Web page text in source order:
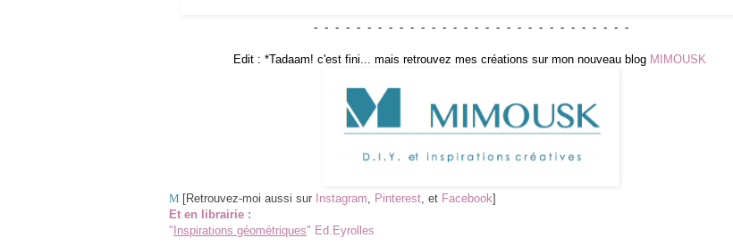
- - - - - - - - - - - - - - - - - - - - - - - - - - - - - -
Edit : *Tadaam! c'est fini... mais retrouvez mes créations sur mon nouveau blog MIMOUSK
M [Retrouvez-moi aussi sur Instagram Pinterest , et Facebook]
Et en librairie :
"Inspirations géométriques" Ed.Eyrolles